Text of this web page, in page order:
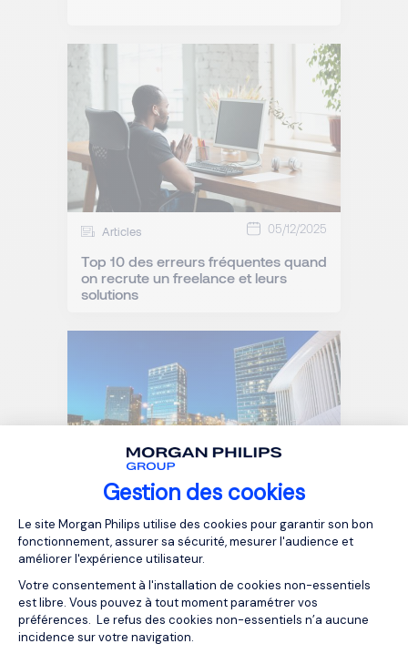
Gestion des cookies
Plateforme de Gestion du
Le site Morgan Philips utilise des cookies pour garantir son bon
fonctionnement, assurer sa sécurité, mesurer l'audience et
améliorer l'expérience utilisateur.
Votre consentement à l'installation de cookies non-essentiels
est libre. Vous pouvez à tout moment paramétrer vos
préférences. Le refus des cookies non-essentiels n’a aucune
incidence sur votre navigation.
Articles 05/12/2025
Top 10 des erreurs fréquentes quand
on recrute un freelance et leurs
solutions
Le prix humain de la substance : le
virage silencieux des fonds
luxembourgeois